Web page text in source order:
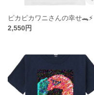
ピカピカワニさんの幸せ🐊⚡️
2,550円